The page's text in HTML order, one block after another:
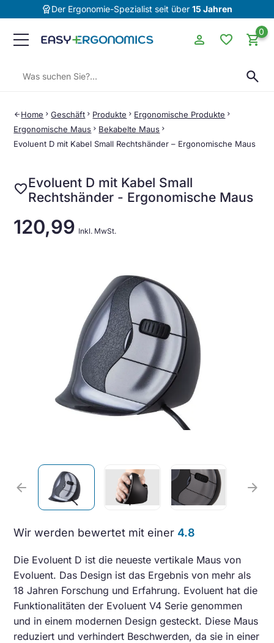
editor_choiceDer Ergonomie-Spezialist seit über 15 Jahren
search
person favorite 0
shopping_cart
arrow_back Home chevron_rightGeschäft chevron_right Produkte chevron_right Ergonomische Produkte chevron_right
Ergonomische Maus chevron_right Bekabelte Maus chevron_right
Evoluent D mit Kabel Small Rechtshänder – Ergonomische Maus
arrow_back arrow_forward
favoriteEvoluent D mit Kabel Small
Rechtshänder - Ergonomische Maus
120,99 Inkl. MwSt.
Wir werden bewertet mit einer 4.8
Die Evoluent D ist die neueste vertikale Maus von
Evoluent. Das Design ist das Ergebnis von mehr als
18 Jahren Forschung und Erfahrung. Evoluent hat die
Funktionalitäten der Evoluent V4 Serie genommen
und in einem modernen Design gesteckt. Diese Maus
reduziert und verhindert Beschwerden, da sie in einer